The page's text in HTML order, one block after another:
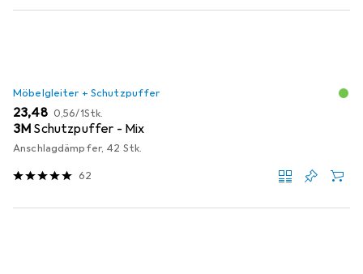
Möbelgleiter + Schutzpuffer
EUR
23,48 EUR
0,56/1Stk.
3M Schutzpuffer - Mix
Anschlagdämpfer, 42 Stk.
62